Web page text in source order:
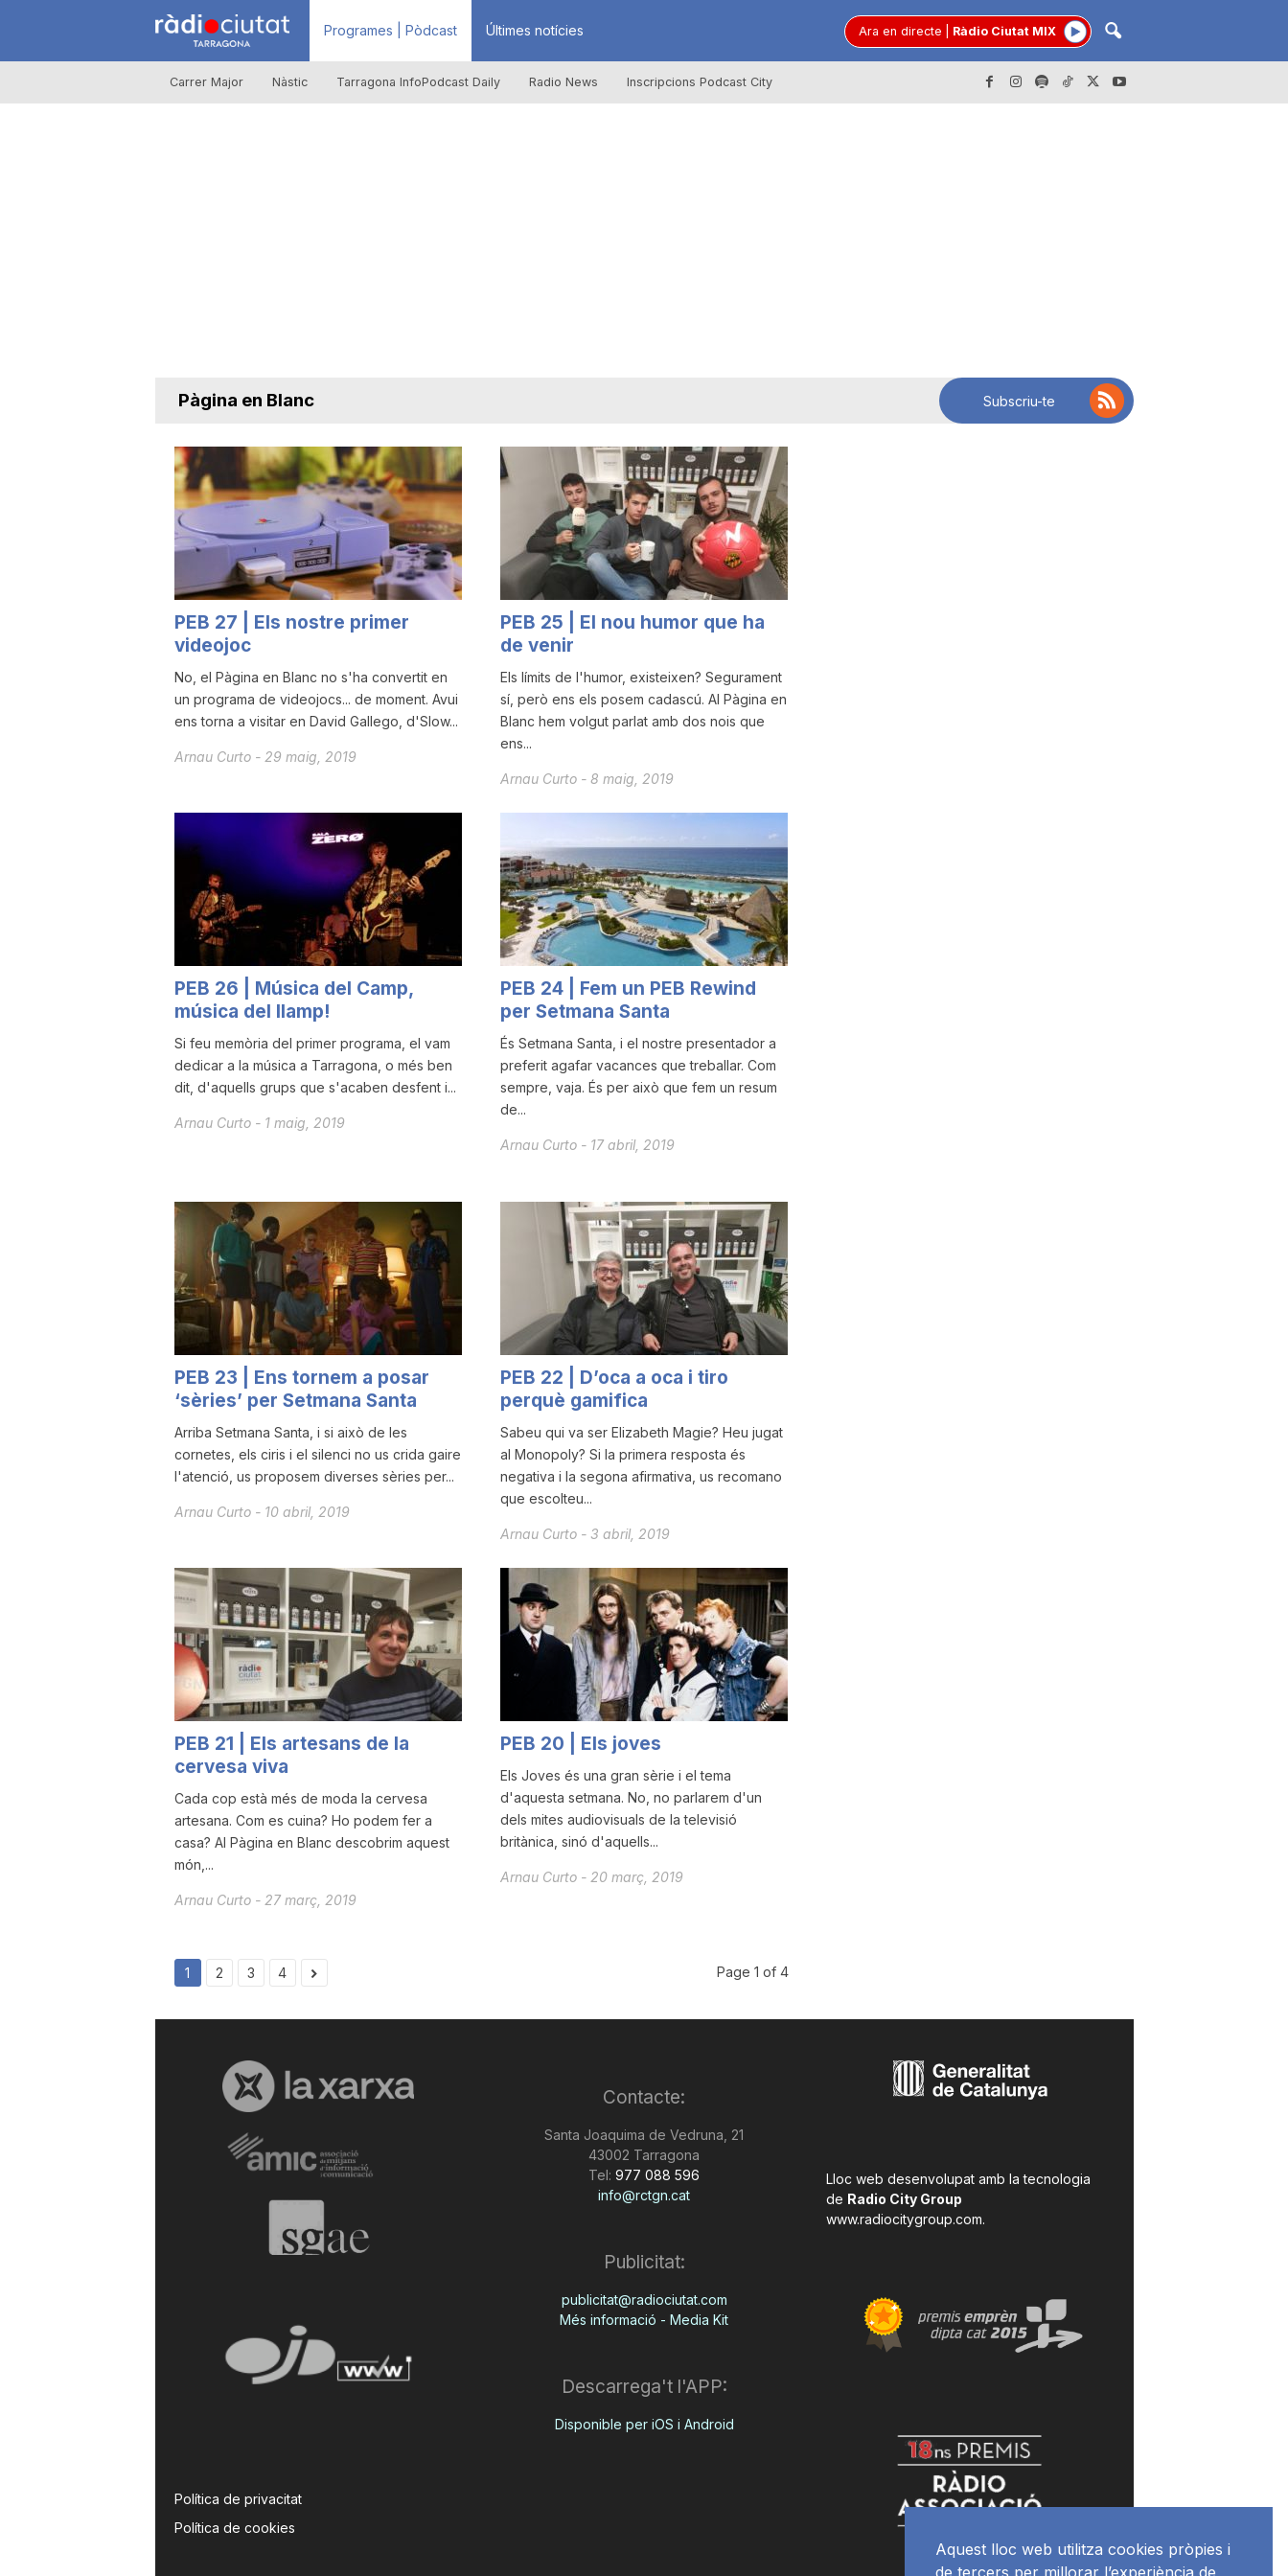
R
à
i
u
a
d
e
a
r
a
g
n
a
Programes | Pòdcast Últimes notícies Ara en directe Ràdio Ciutat MIX
Carrer Major Nàstic Tarragona InfoPodcast Daily Radio News Inscripcions Podcast City
Pàgina en Blanc Subscriu-te
PEB 27 | Els nostre primer
videojoc
No, el Pàgina en Blanc no s'ha convertit en
un programa de videojocs... de moment. Avui
ens torna a visitar en David Gallego, d'Slow...
Arnau Curto - 29 maig, 2019
PEB 25 | El nou humor que ha
de venir
Els límits de l'humor, existeixen? Segurament
sí, però ens els posem cadascú. Al Pàgina en
Blanc hem volgut parlat amb dos nois que
ens...
Arnau Curto - 8 maig, 2019
PEB 26 | Música del Camp,
música del llamp!
Si feu memòria del primer programa, el vam
dedicar a la música a Tarragona, o més ben
dit, d'aquells grups que s'acaben desfent i...
Arnau Curto - 1 maig, 2019
PEB 24 | Fem un PEB Rewind
per Setmana Santa
És Setmana Santa, i el nostre presentador a
preferit agafar vacances que treballar. Com
sempre, vaja. És per això que fem un resum
de...
Arnau Curto - 17 abril, 2019
PEB 23 | Ens tornem a posar
‘sèries’ per Setmana Santa
Arriba Setmana Santa, i si això de les
cornetes, els ciris i el silenci no us crida gaire
l'atenció, us proposem diverses sèries per...
Arnau Curto - 10 abril, 2019
PEB 22 | D’oca a oca i tiro
perquè gamifica
Sabeu qui va ser Elizabeth Magie? Heu jugat
al Monopoly? Si la primera resposta és
negativa i la segona afirmativa, us recomano
que escolteu...
Arnau Curto - 3 abril, 2019
PEB 21 | Els artesans de la
cervesa viva
Cada cop està més de moda la cervesa
artesana. Com es cuina? Ho podem fer a
casa? Al Pàgina en Blanc descobrim aquest
món,...
Arnau Curto - 27 març, 2019
PEB 20 | Els joves
Els Joves és una gran sèrie i el tema
d'aquesta setmana. No, no parlarem d'un
dels mites audiovisuals de la televisió
britànica, sinó d'aquells...
Arnau Curto - 20 març, 2019
1 2 3 4 Page 1 of 4
Política de privacitat
Política de cookies
Contacte:
Santa Joaquima de Vedruna, 21
43002 Tarragona
Tel: 977 088 596
info@rctgn.cat
Publicitat:
publicitat@radiociutat.com
Més informació - Media Kit
Descarrega't l'APP:
Disponible per iOS i Android
Lloc web desenvolupat amb la tecnologia
de Radio City Group
www.radiocitygroup.com.
Aquest lloc web utilitza cookies pròpies i